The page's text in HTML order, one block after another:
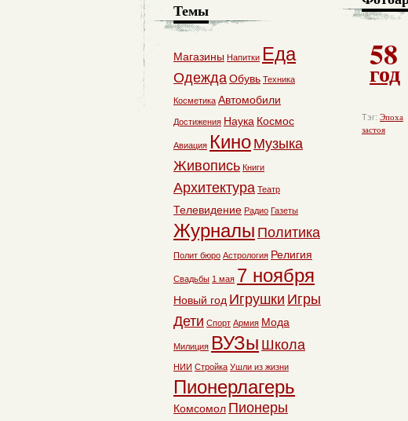
58
год
Тэг: Эпоха
застоя
Темы
Магазины Напитки Еда
ОдеждаОбувь Техника
Косметика Автомобили
Достижения Наука Космос
Авиация Кино Музыка
Живопись Книги
Архитектура Театр
Телевидение Радио Газеты
Журналы Политика
Полит бюро Астрология Религия
Свадьбы 1 мая 7 ноября
Новый год Игрушки Игры
Дети Спорт Армия Мода
Милиция ВУЗы Школа
НИИ Стройка Ушли из жизни
Пионерлагерь
Комсомол Пионеры